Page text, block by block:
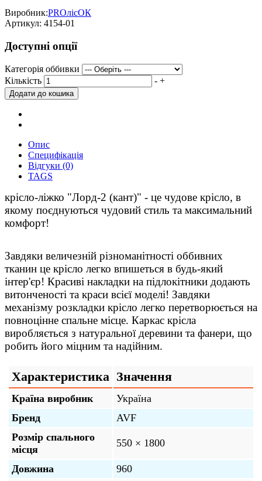
Виробник:PROлісОК
Артикул: 4154-01
Доступні опції
Категорія оббивки
Кількість
- +
Опис
Специфікація
Відгуки (0)
TAGS
крісло-ліжко "Лорд-2 (кант)" - це чудове крісло, в
якому поєднуються чудовий стиль та максимальний
комфорт!
Завдяки величезній різноманітності оббивних
тканин це крісло легко впишеться в будь-який
інтер'єр! Красиві накладки на підлокітники додають
витонченості та краси всієї моделі! Завдяки
механізму розкладки крісло легко перетворюється на
повноцінне спальне місце. Каркас крісла
виробляється з натуральної деревини та фанери, що
робить його міцним та надійним.
Характеристика Значення
Країна виробник
Україна
Бренд
AVF
Розмір спального
місця
550 × 1800
Довжина
960